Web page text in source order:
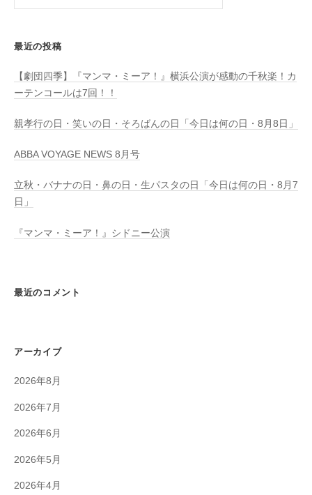
索:
最近の投稿
【劇団四季】『マンマ・ミーア！』横浜公演が感動の千秋楽！カ
ーテンコールは7回！！
親孝行の日・笑いの日・そろばんの日「今日は何の日・8月8日」
ABBA VOYAGE NEWS 8月号
立秋・バナナの日・鼻の日・生パスタの日「今日は何の日・8月7
日」
『マンマ・ミーア！』シドニー公演
最近のコメント
アーカイブ
2026年8月
2026年7月
2026年6月
2026年5月
2026年4月